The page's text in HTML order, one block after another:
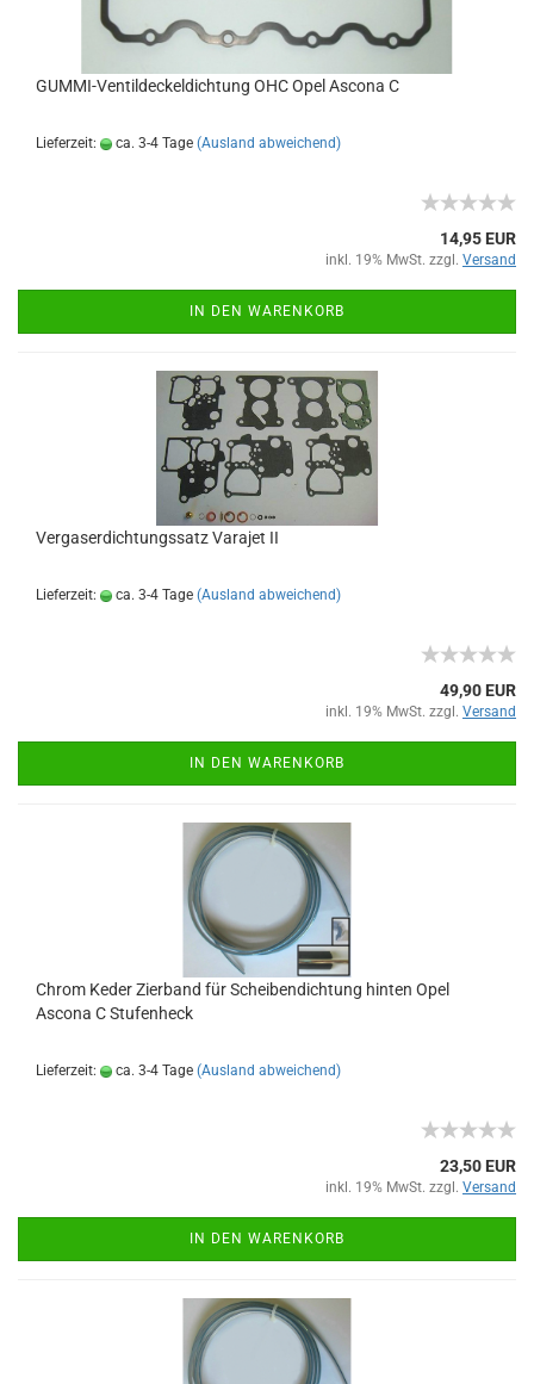
GUMMI-Ventildeckeldichtung OHC Opel Ascona C
Lieferzeit: ca. 3-4 Tage (Ausland abweichend)
14,95 EUR
inkl. 19% MwSt. zzgl. Versand
IN DEN WARENKORB
Vergaserdichtungssatz Varajet II
Lieferzeit: ca. 3-4 Tage (Ausland abweichend)
49,90 EUR
inkl. 19% MwSt. zzgl. Versand
IN DEN WARENKORB
Chrom Keder Zierband für Scheibendichtung hinten Opel
Ascona C Stufenheck
Lieferzeit: ca. 3-4 Tage (Ausland abweichend)
23,50 EUR
inkl. 19% MwSt. zzgl. Versand
IN DEN WARENKORB